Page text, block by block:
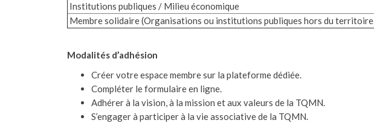
Institutions publiques / Milieu économique
Membre solidaire (Organisations ou institutions publiques hors du
Modalités d’adhésion
Créer votre espace membre sur la plateforme dédiée.
Compléter le formulaire en ligne.
Adhérer à la vision, à la mission et aux valeurs de la TQMN.
S’engager à participer à la vie associative de la TQMN.